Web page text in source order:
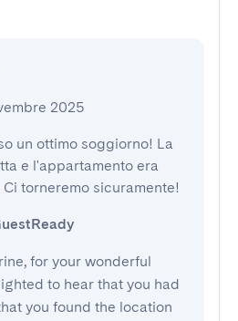
2025
un ottimo soggiorno! La
e l'appartamento era
torneremo sicuramente!
for your wonderful
to hear that you had
you found the location